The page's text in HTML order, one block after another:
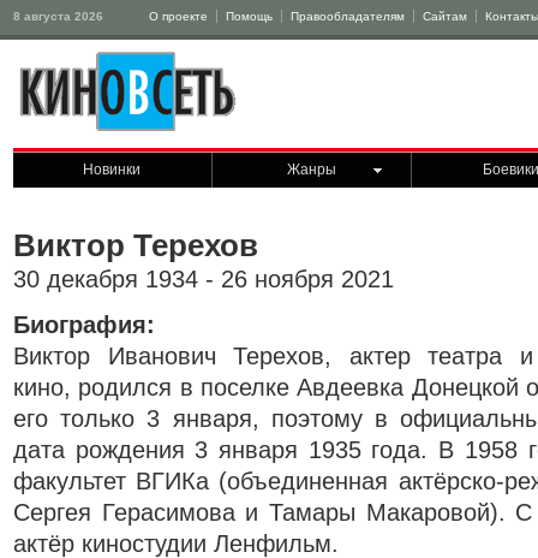
8 августа 2026 О проекте Помощь Правообладателям Сайтам Контакты
Новинки Жанры Боевики
Виктор Терехов
30 декабря 1934 - 26 ноября 2021
Биография:
Виктор Иванович Терехов, актер театра и
кино, родился в поселке Авдеевка Донецкой
его только 3 января, поэтому в
дата рождения 3 января 1935 года. В 1958
факультет ВГИКа (объединенная актёрско-
Сергея Герасимова и Тамары Макаровой).
актёр киностудии Ленфильм.